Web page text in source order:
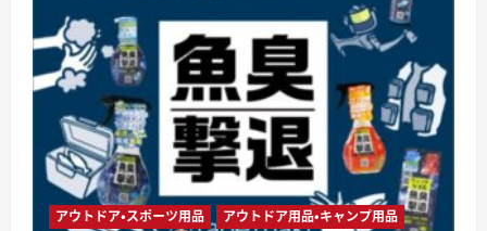
チ
沢・
グ
ル
メ】
り
の
アウトドア・スポーツ用品
アウトドア用品・キャンプ用品